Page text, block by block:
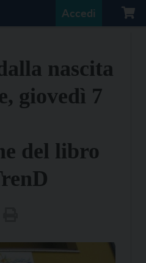
Accedi
nascita
giovedì 7
del libro